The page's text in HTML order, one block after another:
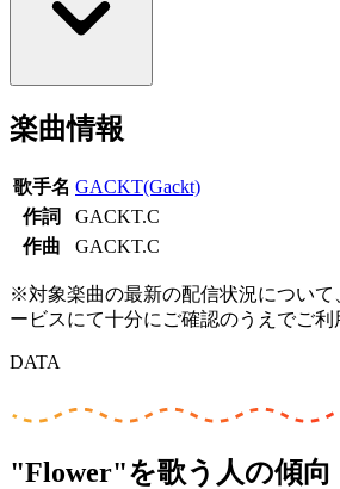
楽曲情報
歌手名 GACKT(Gackt)
作詞
GACKT.C
作曲
GACKT.C
※対象楽曲の最新の配信状況について
ービスにて十分にご確認のうえでご利
DATA
"Flower"を歌う人の傾向